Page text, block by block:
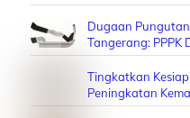
Dugaan
Tangerang: PPPK
Tingkatkan
Peningkatan